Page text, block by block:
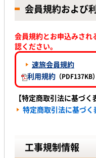
会員規約および
会員規約とお申込みされ
認ください。
速旅会員規約
利用規約 （PDF137KB）
【特定商取引法に基づく
特定商取引法に基づく
工事規制情報